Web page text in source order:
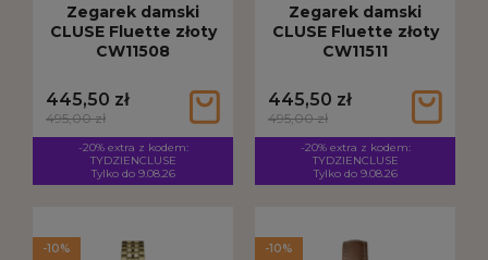
Zegarek damski
CLUSE Fluette złoty
CW11508
445,50 zł
495,00 zł
-20% extra z kodem:
TYDZIENCLUSE
Tylko do 9.08.26
Zegarek damski
CLUSE Fluette złoty
CW11511
445,50 zł
495,00 zł
-20% extra z kodem:
TYDZIENCLUSE
Tylko do 9.08.26
-10% -10%